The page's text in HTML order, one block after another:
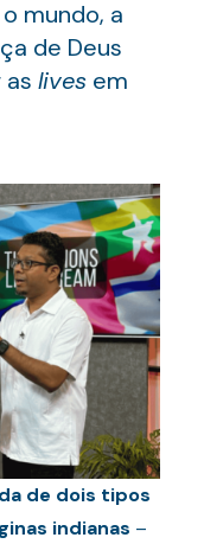
mundo, a
de Deus
as livesem
de dois tipos
indianas –